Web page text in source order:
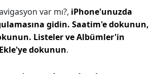
var mı?, iPhone'unuzda
gidin. Saatim'e dokunun,
Listeler ve Albümler'in
dokunun.